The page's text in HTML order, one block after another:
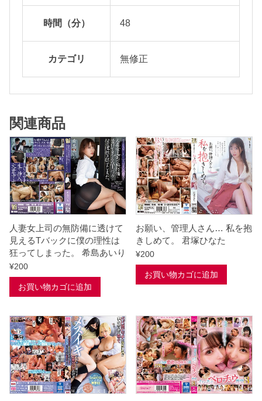
滞
納
す
る
も
過
去
の
栄
光
ら
生
意
気
な
態
時間（分） 48
カテゴリ 無修正
関連商品
人妻女上司の無防備に透けて
見えるTバックに僕の理性は
狂ってしまった。 希島あいり
¥200
お買い物カゴに追加
お願い、管理人さん… 私を抱
きしめて。 君塚ひなた
¥200
お買い物カゴに追加